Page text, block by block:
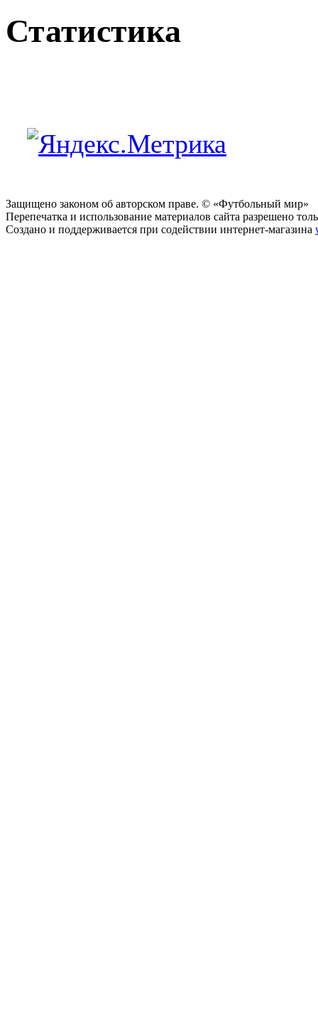
Статистика
Защищено законом об авторском праве. © «Футбольный мир»
Перепечатка и использование материалов сайта разрешено
Создано и поддерживается при содействии интернет-магазина